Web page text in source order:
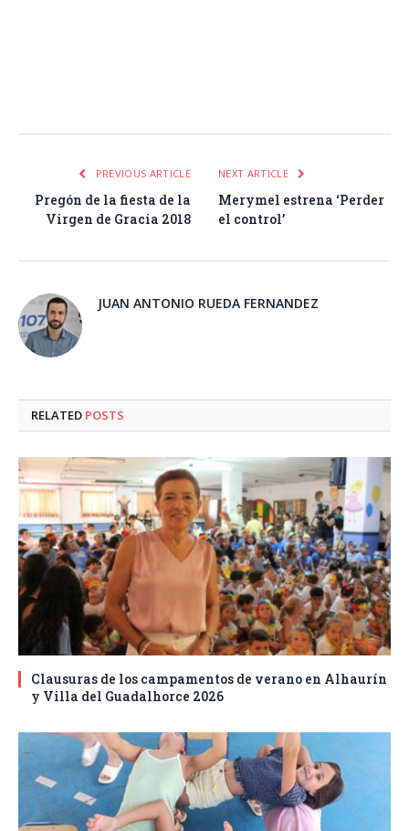
PREVIOUS ARTICLE
Pregón de la fiesta de la
Virgen de Gracia 2018
NEXT ARTICLE
Merymel estrena ‘Perder
el control’
JUAN ANTONIO RUEDA FERNANDEZ
RELATED POSTS
Clausuras de los campamentos de verano en Alhaurín
y Villa del Guadalhorce 2026